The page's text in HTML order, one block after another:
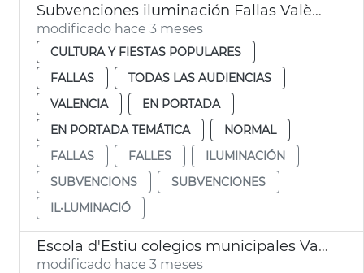
Subvenciones iluminación Fallas València
modificado hace 3 meses
CULTURA Y FIESTAS POPULARES
FALLAS
TODAS LAS AUDIENCIAS
VALENCIA
EN PORTADA
EN PORTADA TEMÁTICA
NORMAL
FALLAS
FALLES
ILUMINACIÓN
SUBVENCIONS
SUBVENCIONES
IL·LUMINACIÓ
Escola d'Estiu colegios municipales València
modificado hace 3 meses